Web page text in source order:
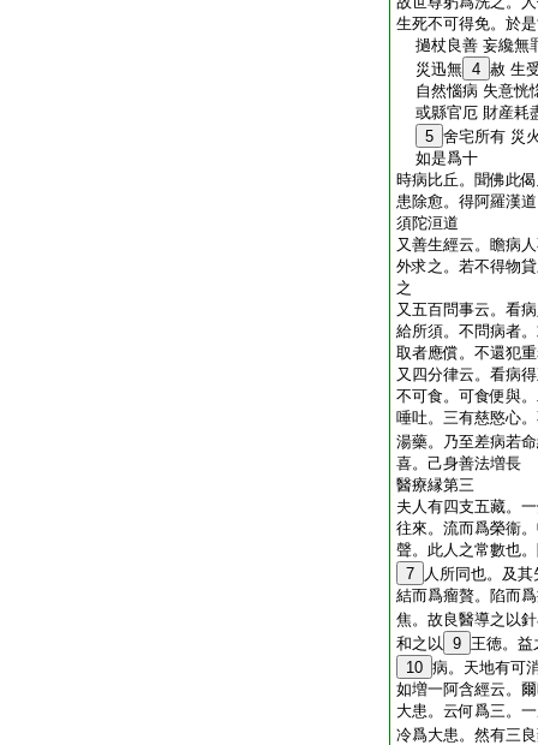
生死不可得免。於
撾杖良善 妄纔無
災迅無 4 赦 生
自然惱病 失意恍
或縣官厄 財産耗
5 舍宅所有 災
如是爲十
時病比丘。聞佛此
患除愈。得阿羅漢
須陀洹道
又善生經云。瞻病
外求之。若不得物
之
又五百問事云。看
給所須。不問病者
取者應償。不還犯
又四分律云。看病
不可食。可食便與
唾吐。三有慈愍心
湯藥。乃至差病若
喜。己身善法増長
醫療縁第三
夫人有四支五藏。
往來。流而爲榮衞
聲。此人之常數也
7
人所同也。及
結而爲瘤贅。陷而
焦。故良醫導之以
和之以 9 王徳。益
10 病。天地有可
如増一阿含經云。
大患。云何爲三。
冷爲大患。然有三